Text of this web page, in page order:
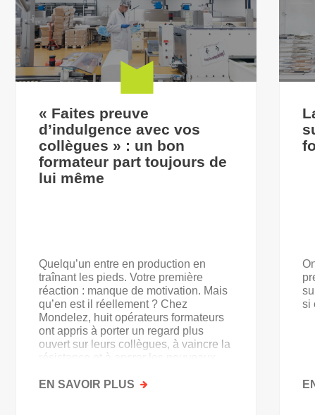
« Faites preuve
d’indulgence avec vos
collègues » : un bon
formateur part toujours de
lui même
Quelqu’un entre en production en
traînant les pieds. Votre première
réaction : manque de motivation. Mais
qu’en est il réellement ? Chez
Mondelez, huit opérateurs formateurs
ont appris à porter un regard plus
ouvert sur leurs collègues, à vaincre la
résistance et à ancrer les nouveaux
EN SAVOIR PLUS SUR
si